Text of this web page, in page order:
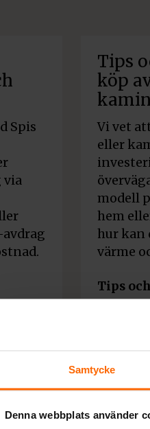
Samtycke
Denna webbplats använder
Spis
via
Tips
köp
Vi vet
eller
modell
hem
hur kan
värme
Tips